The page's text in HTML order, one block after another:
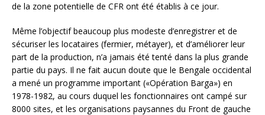
de la zone potentielle de CFR ont été établis à ce jour.
Même l’objectif beaucoup plus modeste d’enregistrer et de
sécuriser les locataires (fermier, métayer), et d’améliorer leur
part de la production, n’a jamais été tenté dans la plus grande
partie du pays. Il ne fait aucun doute que le Bengale occidental
a mené un programme important («Opération Barga») en
1978-1982, au cours duquel les fonctionnaires ont campé sur
8000 sites, et les organisations paysannes du Front de gauche